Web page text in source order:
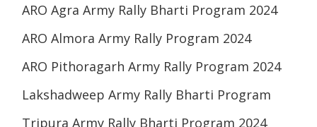
ARO Agra Army Rally Bharti Program 2024
ARO Almora Army Rally Program 2024
ARO Pithoragarh Army Rally Program 2024
Lakshadweep Army Rally Bharti Program
Tripura Army Rally Bharti Program 2024